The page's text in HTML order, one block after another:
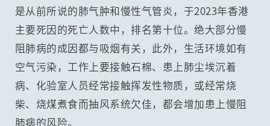
是从前所说的肺气肿和慢性气管炎，于2023年香港
主要死因的死亡人数中，排名第十位。绝大部分慢
阻肺病的成因都与吸烟有关，此外，生活环境如有
空气污染，工作上要接触石棉、患上肺尘埃沉着
病、化验室人员经常接触挥发性物质，或经常烧
柴、烧煤煮食而抽风系统欠佳，都会增加患上慢阻
肺病的风险。